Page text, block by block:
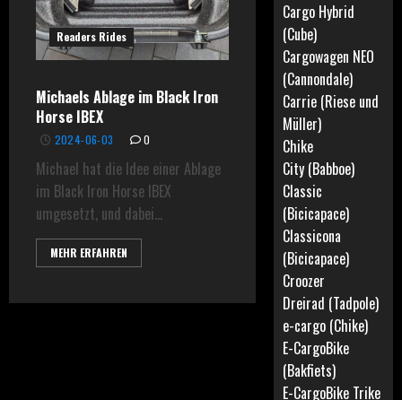
Readers Rides
Michaels Ablage im Black Iron
Horse IBEX
2024-06-03 0
Michael hat die Idee einer Ablage
im Black Iron Horse IBEX
umgesetzt, und dabei...
MEHR ERFAHREN
Cargo Hybrid
(Cube)
Cargowagen NEO
(Cannondale)
Carrie (Riese und
Müller)
Chike
City (Babboe)
Classic
(Bicicapace)
Classicona
(Bicicapace)
Croozer
Dreirad (Tadpole)
e-cargo (Chike)
E-CargoBike
(Bakfiets)
E-CargoBike Trike